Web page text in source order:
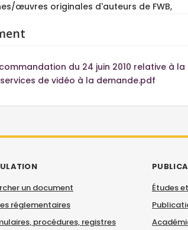
œuvres originales d'auteurs de FWB,
du 24 juin 2010 relative à
de vidéo à la demande.pdf
un document
réglementaires
procédures, registres
Études